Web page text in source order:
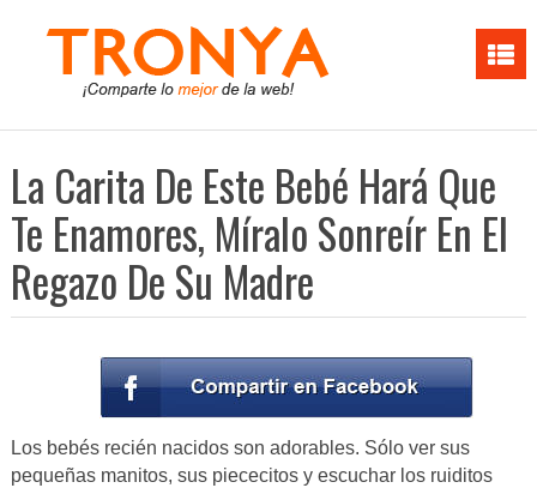
La Carita De Este Bebé Hará Que
Te Enamores, Míralo Sonreír En El
Regazo De Su Madre
Los bebés recién nacidos son adorables. Sólo ver sus
pequeñas manitos, sus piececitos y escuchar los ruiditos